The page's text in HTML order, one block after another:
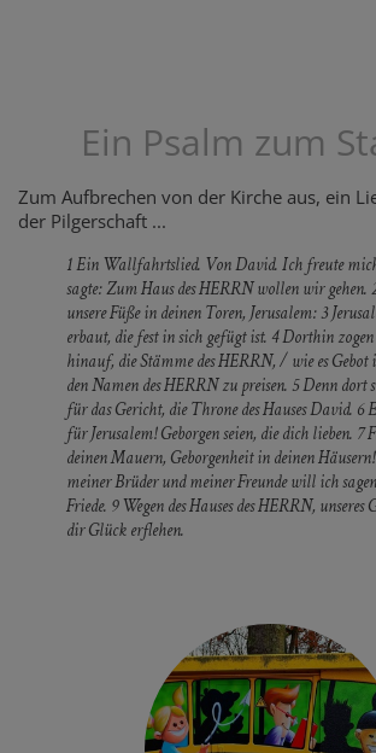
Ein Psalm zum
Zum Aufbrechen von der Kirche aus, ein
der Pilgerschaft ...
1 Ein Wallfahrtslied. Von David. Ich freute
sagte: Zum Haus des HERRN wollen wir gehen.
unsere Füße in deinen Toren, Jerusalem: 3
erbaut, die fest in sich gefügt ist. 4 Dorthin
hinauf, die Stämme des HERRN, / wie es Gebot
den Namen des HERRN zu preisen. 5 Denn dort
für das Gericht, die Throne des Hauses David. 6
für Jerusalem! Geborgen seien, die dich lieben. 7
deinen Mauern, Geborgenheit in deinen
meiner Brüder und meiner Freunde will ich
Friede. 9 Wegen des Hauses des HERRN,
dir Glück erflehen.